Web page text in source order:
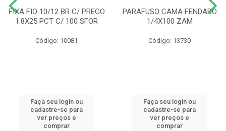
FIXA FIO 10/12 BR C/ PREGO
1.8X25 PCT C/ 100 SFOR
Código: 10081
Faça seu login ou
cadastre-se para
ver preços e
comprar
PARAFUSO CAMA FENDADO
1/4X100 ZAM
Código: 13730
Faça seu login ou
cadastre-se para
ver preços e
comprar